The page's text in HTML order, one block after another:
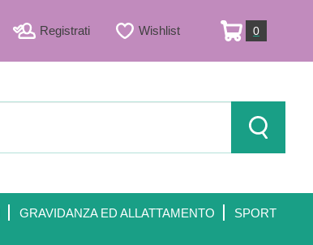
Registrati Wishlist 0
ARTICOLI
Cerca
GRAVIDANZA ED ALLATTAMENTO SPORT